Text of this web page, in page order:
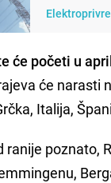
će početi u
će narasti
Italija,
ranije poznato,